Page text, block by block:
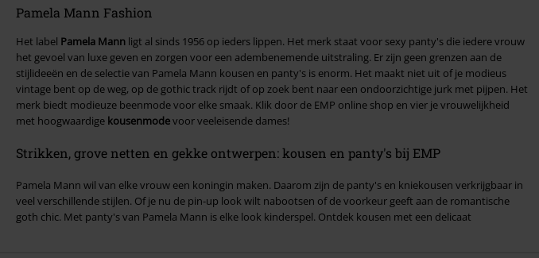
Pamela Mann Fashion
Het label Pamela Mann ligt al sinds 1956 op ieders lippen. Het merk staat voor sexy panty's die iedere vrouw
het gevoel van luxe geven en zorgen voor een adembenemende uitstraling. Er zijn geen grenzen aan de
stijlideeën en de selectie van Pamela Mann kousen en panty's is enorm. Het maakt niet uit of je modieus
vintage bent op de weg, op de gothic track rijdt of op zoek bent naar een ondoorzichtige jurk met pijpen. Het
merk biedt modieuze beenmode voor elke smaak. Klik door de EMP online shop en vier je vrouwelijkheid
met hoogwaardige kousenmodevoor veeleisende dames!
Strikken, grove netten en gekke ontwerpen: kousen en panty's bij EMP
Pamela Mann wil van elke vrouw een koningin maken. Daarom zijn de panty's en kniekousen verkrijgbaar in
veel verschillende stijlen. Of je nu de pin-up look wilt nabootsen of de voorkeur geeft aan de romantische
goth chic. Met panty's van Pamela Mann is elke look kinderspel. Ontdek kousen met een delicaat